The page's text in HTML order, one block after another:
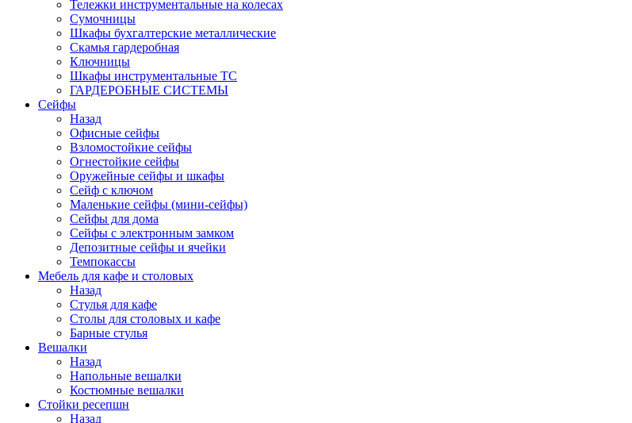
Тележки инструментальные на колесах
Сумочницы
Шкафы бухгалтерские металлические
Скамья гардеробная
Ключницы
Шкафы инструментальные ТС
ГАРДЕРОБНЫЕ СИСТЕМЫ
Сейфы
Назад
Офисные сейфы
Взломостойкие сейфы
Огнестойкие сейфы
Оружейные сейфы и шкафы
Сейф с ключом
Маленькие сейфы (мини-сейфы)
Сейфы для дома
Сейфы с электронным замком
Депозитные сейфы и ячейки
Темпокассы
Мебель для кафе и столовых
Назад
Стулья для кафе
Столы для столовых и кафе
Барные стулья
Вешалки
Назад
Напольные вешалки
Костюмные вешалки
Стойки ресепшн
Назад